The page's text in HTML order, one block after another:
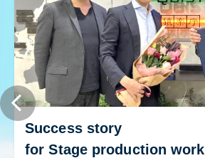
Success story
for Stage production work